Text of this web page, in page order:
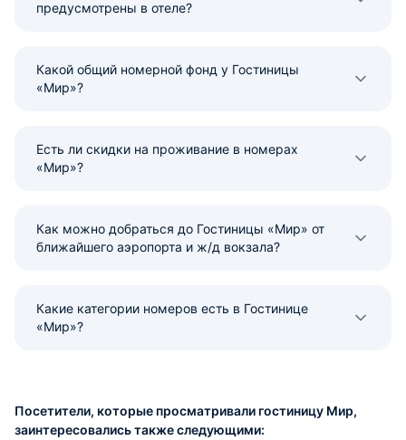
предусмотрены в отеле?
Какой общий номерной фонд у Гостиницы
«Мир»?
Есть ли скидки на проживание в номерах
«Мир»?
Как можно добраться до Гостиницы «Мир» от
ближайшего аэропорта и ж/д вокзала?
Какие категории номеров есть в Гостинице
«Мир»?
Посетители, которые просматривали гостиницу Мир,
заинтересовались также следующими: